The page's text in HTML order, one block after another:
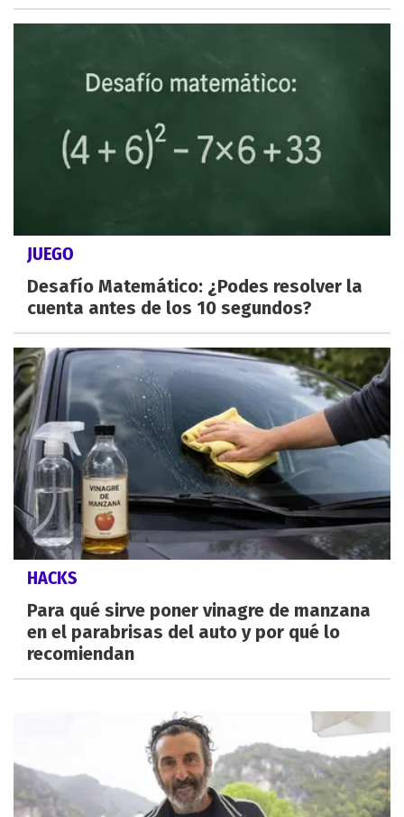
JUEGO
Desafío Matemático: ¿Podes resolver la
cuenta antes de los 10 segundos?
HACKS
Para qué sirve poner vinagre de manzana
en el parabrisas del auto y por qué lo
recomiendan